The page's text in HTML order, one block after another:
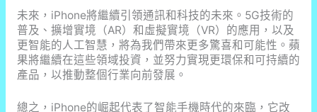
未來，iPhone將繼續引領通訊和科技的未來。5G技術的
普及、擴增實境（AR）和虛擬實境（VR）的應用，以及
更智能的人工智慧，將為我們帶來更多驚喜和可能性。蘋
果將繼續在這些領域投資，並努力實現更環保和可持續的
產品，以推動整個行業向前發展。
總之，iPhone的崛起代表了智能手機時代的來臨，它改